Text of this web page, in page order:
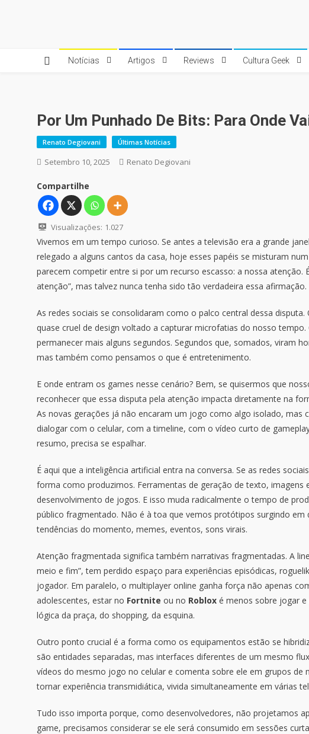
Notícias Artigos Reviews Cultura Geek
Por Um Punhado De Bits: Para Onde
Renato Degiovani Últimas Notícias
Setembro 10, 2025 Renato Degiovani
Compartilhe
Visualizações: 1.027
Vivemos em um tempo curioso. Se antes a televisão era a grande
relegado a alguns cantos da casa, hoje esses papéis se misturam
parecem competir entre si por um recurso escasso: a nossa atenção.
atenção”, mas talvez nunca tenha sido tão verdadeira essa afirmação.
As redes sociais se consolidaram como o palco central dessa
quase cruel de design voltado a capturar microfatias do nosso
permanecer mais alguns segundos. Segundos que, somados, viram
mas também como pensamos o que é entretenimento.
E onde entram os games nesse cenário? Bem, se quisermos que
reconhecer que essa disputa pela atenção impacta diretamente na
As novas gerações já não encaram um jogo como algo isolado,
dialogar com o celular, com a timeline, com o vídeo curto de
resumo, precisa se espalhar.
É aqui que a inteligência artificial entra na conversa. Se as redes
forma como produzimos. Ferramentas de geração de texto,
desenvolvimento de jogos. E isso muda radicalmente o tempo de
público fragmentado. Não é à toa que vemos protótipos surgindo
tendências do momento, memes, eventos, sons virais.
Atenção fragmentada significa também narrativas fragmentadas. A
meio e fim”, tem perdido espaço para experiências episódicas,
jogador. Em paralelo, o multiplayer online ganha força não apenas
adolescentes, estar no Fortnite ou no Roblox é menos sobre jogar e
lógica da praça, do shopping, da esquina.
Outro ponto crucial é a forma como os equipamentos estão se
são entidades separadas, mas interfaces diferentes de um mesmo
vídeos do mesmo jogo no celular e comenta sobre ele em grupos de
tornar experiência transmidiática, vivida simultaneamente em várias
Tudo isso importa porque, como desenvolvedores, não projetamos
game, precisamos considerar se ele será consumido em sessões